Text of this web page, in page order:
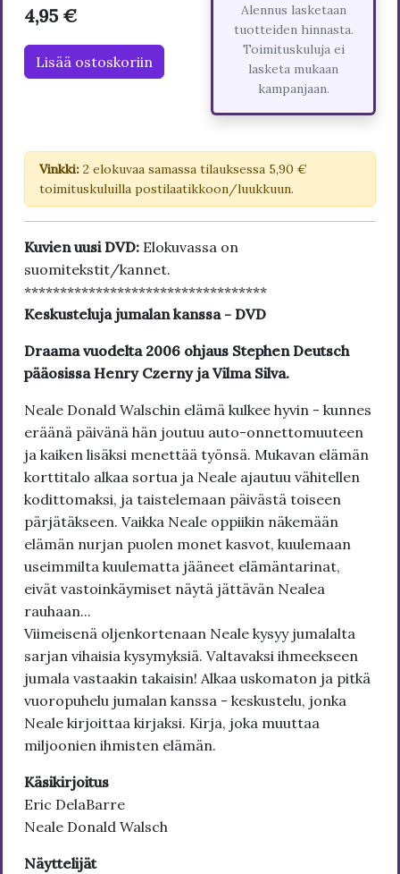
4,95 €
Lisää ostoskoriin
Alennus lasketaan
tuotteiden hinnasta.
Toimituskuluja ei
lasketa mukaan
kampanjaan.
Vinkki: 2 elokuvaa samassa tilauksessa 5,90 €
toimituskuluilla postilaatikkoon/luukkuun.
Kuvien uusi DVD: Elokuvassa on
suomitekstit/kannet.
**********************************
Keskusteluja jumalan kanssa - DVD
Draama vuodelta 2006 ohjaus Stephen Deutsch
pääosissa Henry Czerny ja Vilma Silva.
Neale Donald Walschin elämä kulkee hyvin - kunnes
eräänä päivänä hän joutuu auto-onnettomuuteen
ja kaiken lisäksi menettää työnsä. Mukavan elämän
korttitalo alkaa sortua ja Neale ajautuu vähitellen
kodittomaksi, ja taistelemaan päivästä toiseen
pärjätäkseen. Vaikka Neale oppiikin näkemään
elämän nurjan puolen monet kasvot, kuulemaan
useimmilta kuulematta jääneet elämäntarinat,
eivät vastoinkäymiset näytä jättävän Nealea
rauhaan...
Viimeisenä oljenkortenaan Neale kysyy jumalalta
sarjan vihaisia kysymyksiä. Valtavaksi ihmeekseen
jumala vastaakin takaisin! Alkaa uskomaton ja pitkä
vuoropuhelu jumalan kanssa - keskustelu, jonka
Neale kirjoittaa kirjaksi. Kirja, joka muuttaa
miljoonien ihmisten elämän.
Käsikirjoitus
Eric DelaBarre
Neale Donald Walsch
Näyttelijät